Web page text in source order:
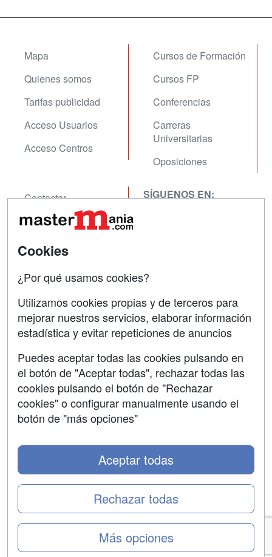
Mapa
Quienes somos
Tarifas publicidad
Acceso Usuarios
Acceso Centros
Cursos de Formación
Cursos FP
Conferencias
Carreras
Universitarias
Oposiciones
Contactar
Confidencialidad
Aviso legal
SÍGUENOS EN:
Grupo formazion:
Copyright 2000-2026 Formazion Web, S.L. - Calle
Fermín Caballero, 62 - 28034 Madrid Tel: 91 533 70 78
Cookies
¿Por qué usamos cookies?
Utilizamos cookies propias y de terceros para
mejorar nuestros servicios, elaborar información
estadística y evitar repeticiones de anuncios
Puedes aceptar todas las cookies pulsando en
el botón de "Aceptar todas", rechazar todas las
cookies pulsando el botón de "Rechazar
cookies" o configurar manualmente usando el
botón de "más opciones"
Más opciones
Rechazar todas
Aceptar todas